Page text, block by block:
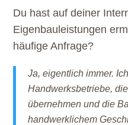
Du hast auf deiner
Eigenbauleistungen
häufige Anfrage?
Ja, eigentlich immer.
Handwerksbetriebe,
übernehmen und die
handwerklichem